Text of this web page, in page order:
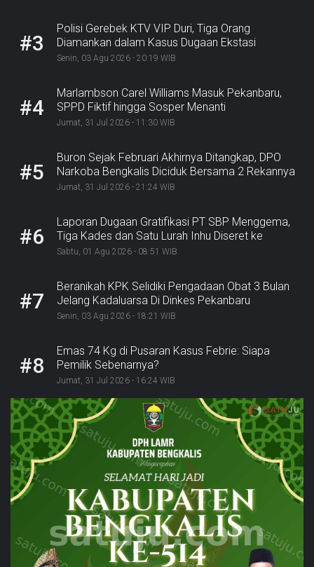
#3
Polisi Gerebek KTV VIP Duri, Tiga Orang
Diamankan dalam Kasus Dugaan Ekstasi
Senin, 03 Agu 2026 - 20:19 WIB
#4
Marlambson Carel Williams Masuk Pekanbaru,
SPPD Fiktif hingga Sosper Menanti
Jumat, 31 Jul 2026 - 11:30 WIB
#5
Buron Sejak Februari Akhirnya Ditangkap, DPO
Narkoba Bengkalis Diciduk Bersama 2 Rekannya
Jumat, 31 Jul 2026 - 21:24 WIB
#6
Laporan Dugaan Gratifikasi PT SBP Menggema,
Tiga Kades dan Satu Lurah Inhu Diseret ke
Kejaksaan
Sabtu, 01 Agu 2026 - 08:51 WIB
#7
Beranikah KPK Selidiki Pengadaan Obat 3 Bulan
Jelang Kadaluarsa Di Dinkes Pekanbaru
Senin, 03 Agu 2026 - 18:21 WIB
#8
Emas 74 Kg di Pusaran Kasus Febrie: Siapa
Pemilik Sebenarnya?
Jumat, 31 Jul 2026 - 16:24 WIB